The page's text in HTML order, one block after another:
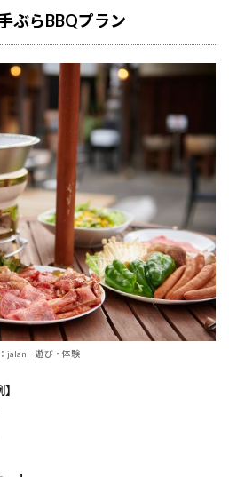
ぶらBBQプラン
jalan 遊び・体験